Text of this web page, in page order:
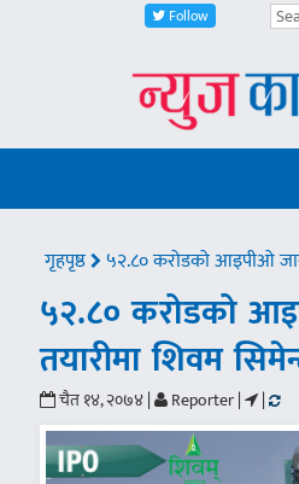
Follow
गृहपृष्ठ ५२.८० करोडको आइपीओ
५२.८० करोडको
तयारीमा शिवम
चैत १४, २०७४ | Reporter | |